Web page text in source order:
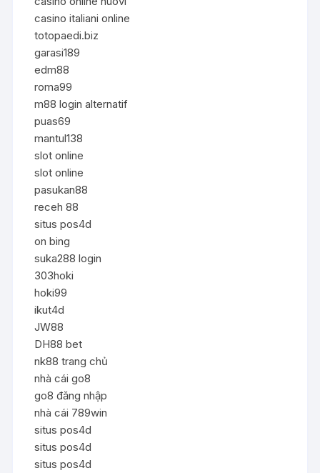
casino italiani online
totopaedi.biz
garasi189
edm88
roma99
m88 login alternatif
puas69
mantul138
slot online
slot online
pasukan88
receh 88
situs pos4d
on bing
suka288 login
303hoki
hoki99
ikut4d
JW88
DH88 bet
nk88 trang chủ
nhà cái go8
go8 đăng nhập
nhà cái 789win
situs pos4d
situs pos4d
situs pos4d